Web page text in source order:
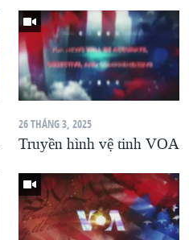
26 THÁNG 3, 2025
Truyền hình vệ tinh VOA